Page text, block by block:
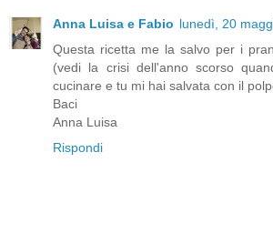
Anna Luisa e Fabio lunedì, 20
Questa ricetta me la salvo per i
(vedi la crisi dell'anno scorso
cucinare e tu mi hai salvata con il
Baci
Anna Luisa
Rispondi